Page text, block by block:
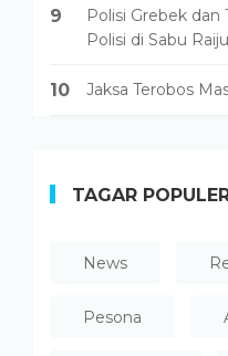
9
Polisi Grebek dan
Polisi di Sabu
10 Jaksa Terobos
TAGAR
News
Pesona